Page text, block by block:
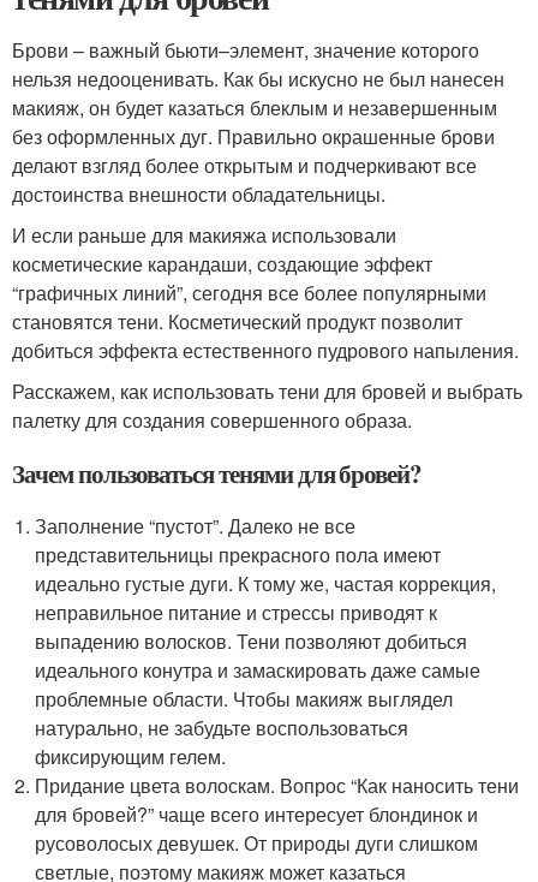
Брови – важный бьюти–элемент, значение которого
нельзя недооценивать. Как бы искусно не был нанесен
макияж, он будет казаться блеклым и незавершенным
без оформленных дуг. Правильно окрашенные брови
делают взгляд более открытым и подчеркивают все
достоинства внешности обладательницы.
И если раньше для макияжа использовали
косметические карандаши, создающие эффект
“графичных линий”, сегодня все более популярными
становятся тени. Косметический продукт позволит
добиться эффекта естественного пудрового напыления.
Расскажем, как использовать тени для бровей и выбрать
палетку для создания совершенного образа.
Зачем пользоваться тенями для бровей?
Заполнение “пустот”. Далеко не все
представительницы прекрасного пола имеют
идеально густые дуги. К тому же, частая коррекция,
неправильное питание и стрессы приводят к
выпадению волосков. Тени позволяют добиться
идеального конутра и замаскировать даже самые
проблемные области. Чтобы макияж выглядел
натурально, не забудьте воспользоваться
фиксирующим гелем.
Придание цвета волоскам. Вопрос “Как наносить тени
для бровей?” чаще всего интересует блондинок и
русоволосых девушек. От природы дуги слишком
светлые, поэтому макияж может казаться